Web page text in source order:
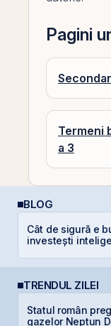
Pagini
Termeni
a 3
BLOG
Cât de sigură e
investești
TRENDUL ZILEI
Statul român
gazelor Neptun